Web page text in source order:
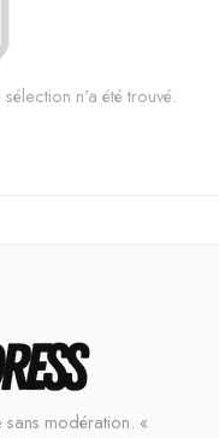
n'a été trouvé.
modération. «